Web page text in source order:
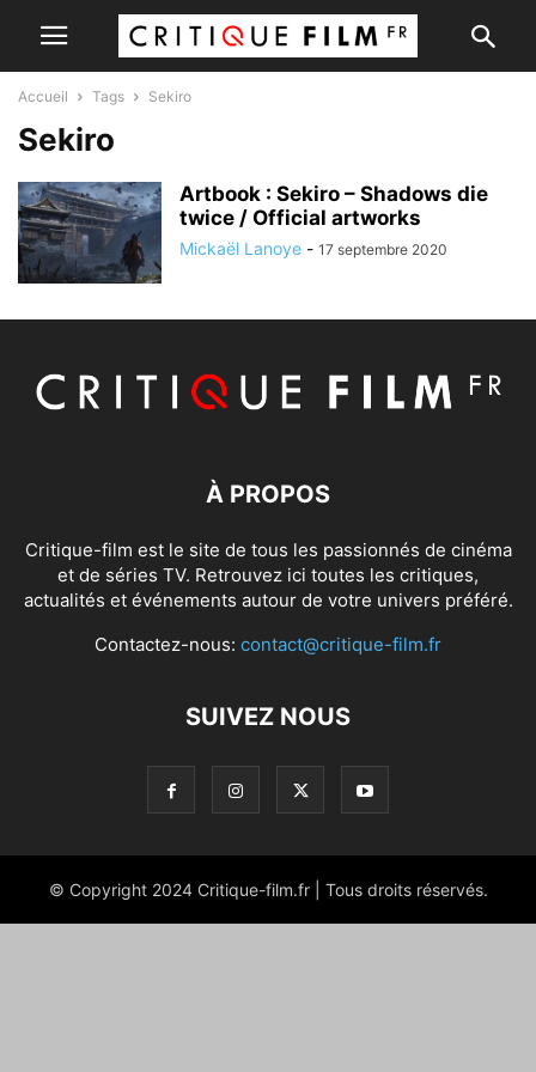
Accueil Tags Sekiro
Sekiro
Artbook : Sekiro – Shadows die
twice / Official artworks
Mickaël Lanoye - 17 septembre 2020
À PROPOS
Critique-film est le site de tous les passionnés de cinéma
et de séries TV. Retrouvez ici toutes les critiques,
actualités et événements autour de votre univers préféré.
Contactez-nous: contact@critique-film.fr
SUIVEZ NOUS
© Copyright 2024 Critique-film.fr | Tous droits réservés.